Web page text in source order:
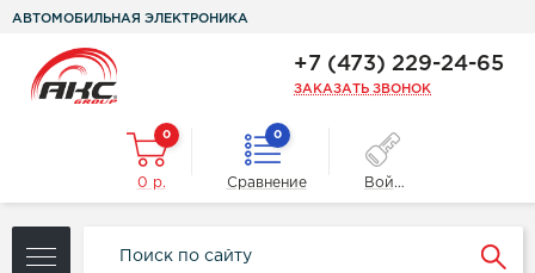
АВТОМОБИЛЬНАЯ ЭЛЕКТРОНИКА
+7 (473) 229-24-65
ЗАКАЗАТЬ ЗВОНОК
0
0 р.
0
Сравнение Войти